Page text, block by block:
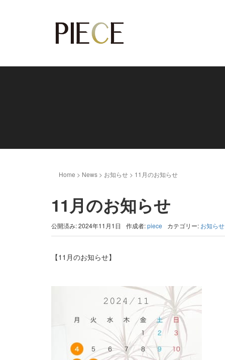
Home > News > お知らせ > 11月のお知らせ
11月のお知らせ
公開済み: 2024年11月1日 作成者:piece カテゴリー: お知らせ
【11月のお知らせ】